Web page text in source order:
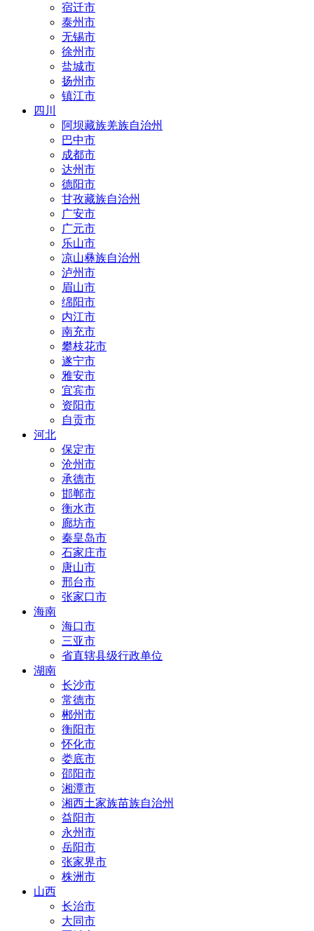
宿迁市
泰州市
无锡市
徐州市
盐城市
扬州市
镇江市
四川
阿坝藏族羌族自治州
巴中市
成都市
达州市
德阳市
甘孜藏族自治州
广安市
广元市
乐山市
凉山彝族自治州
泸州市
眉山市
绵阳市
内江市
南充市
攀枝花市
遂宁市
雅安市
宜宾市
资阳市
自贡市
河北
保定市
沧州市
承德市
邯郸市
衡水市
廊坊市
秦皇岛市
石家庄市
唐山市
邢台市
张家口市
海南
海口市
三亚市
省直辖县级行政单位
湖南
长沙市
常德市
郴州市
衡阳市
怀化市
娄底市
邵阳市
湘潭市
湘西土家族苗族自治州
益阳市
永州市
岳阳市
张家界市
株洲市
山西
长治市
大同市